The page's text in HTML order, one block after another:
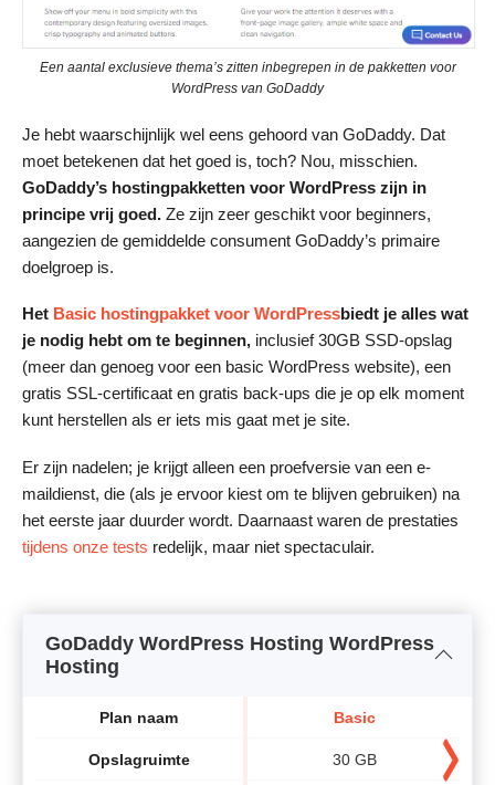
Een aantal exclusieve thema’s zitten inbegrepen in de pakketten voor
WordPress van GoDaddy
Je hebt waarschijnlijk wel eens gehoord van GoDaddy. Dat
moet betekenen dat het goed is, toch? Nou, misschien.
GoDaddy’s hostingpakketten voor WordPress zijn in
principe vrij goed. Ze zijn zeer geschikt voor beginners,
aangezien de gemiddelde consument GoDaddy’s primaire
doelgroep is.
Het Basic hostingpakket voor WordPressbiedt je alles wat
je nodig hebt om te beginnen, inclusief 30GB SSD-opslag
(meer dan genoeg voor een basic WordPress website), een
gratis SSL-certificaat en gratis back-ups die je op elk moment
kunt herstellen als er iets mis gaat met je site.
Er zijn nadelen; je krijgt alleen een proefversie van een e-
maildienst, die (als je ervoor kiest om te blijven gebruiken) na
het eerste jaar duurder wordt. Daarnaast waren de prestaties
tijdens onze tests redelijk, maar niet spectaculair.
GoDaddy WordPress Hosting WordPress
Hosting
Plan naam
Opslagruimte
Basic
30 GB